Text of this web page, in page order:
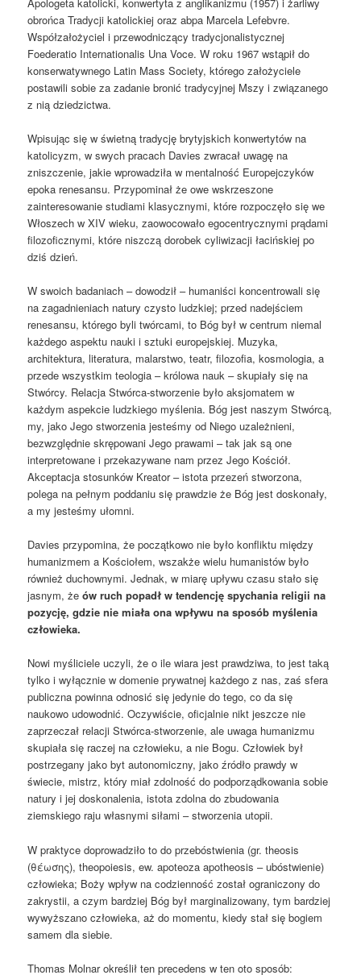
obrońca Tradycji katolickiej oraz abpa Marcela Lefebvre.
Współzałożyciel i przewodniczący tradycjonalistycznej
Foederatio Internationalis Una Voce. W roku 1967 wstąpił do
konserwatywnego Latin Mass Society, którego założyciele
postawili sobie za zadanie bronić tradycyjnej Mszy i związanego
z nią dziedzictwa.
Wpisując się w świetną tradycję brytyjskich konwertytów na
katolicyzm, w swych pracach Davies zwracał uwagę na
zniszczenie, jakie wprowadziła w mentalność Europejczyków
epoka renesansu. Przypominał że owe wskrzeszone
zainteresowanie studiami klasycznymi, które rozpoczęło się we
Włoszech w XIV wieku, zaowocowało egocentrycznymi prądami
filozoficznymi, które niszczą dorobek cyliwizacji łacińskiej po
dziś dzień.
W swoich badaniach – dowodził – humaniści koncentrowali się
na zagadnieniach natury czysto ludzkiej; przed nadejściem
renesansu, którego byli twórcami, to Bóg był w centrum niemal
każdego aspektu nauki i sztuki europejskiej. Muzyka,
architektura, literatura, malarstwo, teatr, filozofia, kosmologia, a
przede wszystkim teologia – królowa nauk – skupiały się na
Stwórcy. Relacja Stwórca-stworzenie było aksjomatem w
każdym aspekcie ludzkiego myślenia. Bóg jest naszym Stwórcą,
my, jako Jego stworzenia jesteśmy od Niego uzależnieni,
bezwzględnie skrępowani Jego prawami – tak jak są one
interpretowane i przekazywane nam przez Jego Kościół.
Akceptacja stosunków Kreator – istota przezeń stworzona,
polega na pełnym poddaniu się prawdzie że Bóg jest doskonały,
a my jesteśmy ułomni.
Davies przypomina, że początkowo nie było konfliktu między
humanizmem a Kościołem, wszakże wielu humanistów było
również duchownymi. Jednak, w miarę upływu czasu stało się
jasnym, że ów ruch popadł w tendencję spychania religii na
pozycję, gdzie nie miała ona wpływu na sposób myślenia
człowieka.
Nowi myśliciele uczyli, że o ile wiara jest prawdziwa, to jest taką
tylko i wyłącznie w domenie prywatnej każdego z nas, zaś sfera
publiczna powinna odnosić się jedynie do tego, co da się
naukowo udowodnić. Oczywiście, oficjalnie nikt jeszcze nie
zaprzeczał relacji Stwórca-stworzenie, ale uwaga humanizmu
skupiała się raczej na człowieku, a nie Bogu. Człowiek był
postrzegany jako byt autonomiczny, jako źródło prawdy w
świecie, mistrz, który miał zdolność do podporządkowania sobie
natury i jej doskonalenia, istota zdolna do zbudowania
ziemskiego raju własnymi siłami – stworzenia utopii.
W praktyce doprowadziło to do przebóstwienia (gr. theosis
(θέωσης), theopoiesis, ew. apoteoza apotheosis – ubóstwienie)
człowieka; Boży wpływ na codzienność został ograniczony do
zakrystii, a czym bardziej Bóg był marginalizowany, tym bardziej
wywyższano człowieka, aż do momentu, kiedy stał się bogiem
samem dla siebie.
Thomas Molnar określił ten precedens w ten oto sposób: